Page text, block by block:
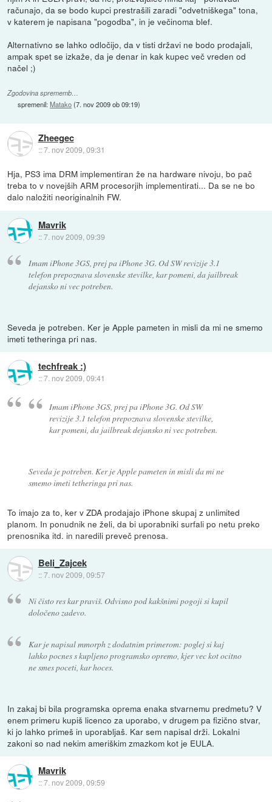
računajo, da se bodo kupci prestrašili zaradi "odvetniškega" tona,
v katerem je napisana "pogodba", in je večinoma blef.
Alternativno se lahko odločijo, da v tisti državi ne bodo prodajali,
ampak spet se izkaže, da je denar in kak kupec več vreden od
načel ;)
Zgodovina sprememb…
spremenil:Matako(7. nov 2009 ob 09:19)
Zheegec
::7. nov 2009, 09:31
Hja, PS3 ima DRM implementiran že na hardware nivoju, bo pač
treba to v novejših ARM procesorjih implementirati... Da se ne bo
dalo naložiti neoriginalnih FW.
Mavrik
::7. nov 2009, 09:39
Imam iPhone 3GS, prej pa iPhone 3G. Od SW revizije 3.1
telefon prepoznava slovenske stevilke, kar pomeni, da jailbreak
dejansko ni vec potreben.
Seveda je potreben. Ker je Apple pameten in misli da mi ne smemo
imeti tetheringa pri nas.
techfreak :)
::7. nov 2009, 09:41
Imam iPhone 3GS, prej pa iPhone 3G. Od SW
revizije 3.1 telefon prepoznava slovenske stevilke,
kar pomeni, da jailbreak dejansko ni vec potreben.
Seveda je potreben. Ker je Apple pameten in misli da mi ne
smemo imeti tetheringa pri nas.
To imajo za to, ker v ZDA prodajajo iPhone skupaj z unlimited
planom. In ponudnik ne želi, da bi uporabniki surfali po netu preko
prenosnika itd. in naredili preveč prenosa.
Beli_Zajcek
::7. nov 2009, 09:57
Ni čisto res kar praviš. Odvisno pod kakšnimi pogoji si kupil
določeno zadevo.
Kar je napisal mmorph z dodatnim primerom: poglej si kaj
lahko pocnes s kupljeno programsko opremo, kjer vec kot ocitno
ne smes poceti, kar hoces.
In zakaj bi bila programska oprema enaka stvarnemu predmetu? V
enem primeru kupiš licenco za uporabo, v drugem pa fizično stvar,
ki jo lahko primeš in uporabljaš. Kar sem napisal drži. Lokalni
zakoni so nad nekim ameriškim zmazkom kot je EULA.
Mavrik
::7. nov 2009, 09:59